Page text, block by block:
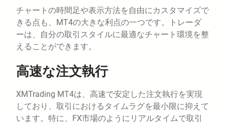
チャートの時間足や表示方法を自由にカスタマイズで
きる点も、MT4の大きな利点の一つです。トレーダ
ーは、自分の取引スタイルに最適なチャート環境を整
えることができます。
高速な注文執行
XMTrading MT4は、高速で安定した注文執行を実現
しており、取引におけるタイムラグを最小限に抑えて
います。特に、FX市場のようにリアルタイムで取引